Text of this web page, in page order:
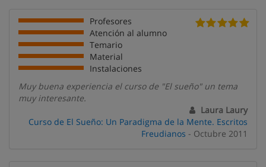
Profesores
Atención al alumno
Temario
Material
Instalaciones
Muy buena experiencia el curso de "El sueño" un tema
muy interesante.
Laura Laury
Curso de El Sueño: Un Paradigma de la Mente. Escritos
Freudianos - Octubre 2011